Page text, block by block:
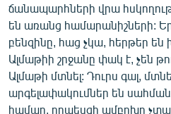
ճանապարհների վրա
են առանց համարանիշների:
բենզինը, հաց չկա, հերթեր են
Ալմաթիի շրջանը փակ է, չեն
Ալմաթի մտնել: Դուրս գալ,
արգելափակումներ են
համար, որպեսզի ամբոխը